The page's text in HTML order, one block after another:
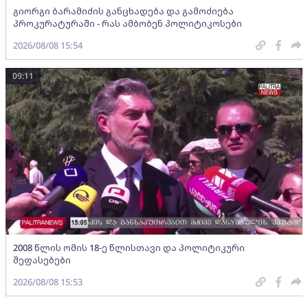
გიორგი ბარამიძის განცხადება და გამოძიება
პროკურატურაში - რას ამბობენ პოლიტიკოსები
2026/08/08 15:54
2008 წლის ომის 18-ე წლისთავი და პოლიტიკური
შეფასებები
09:11
2026/08/08 15:53